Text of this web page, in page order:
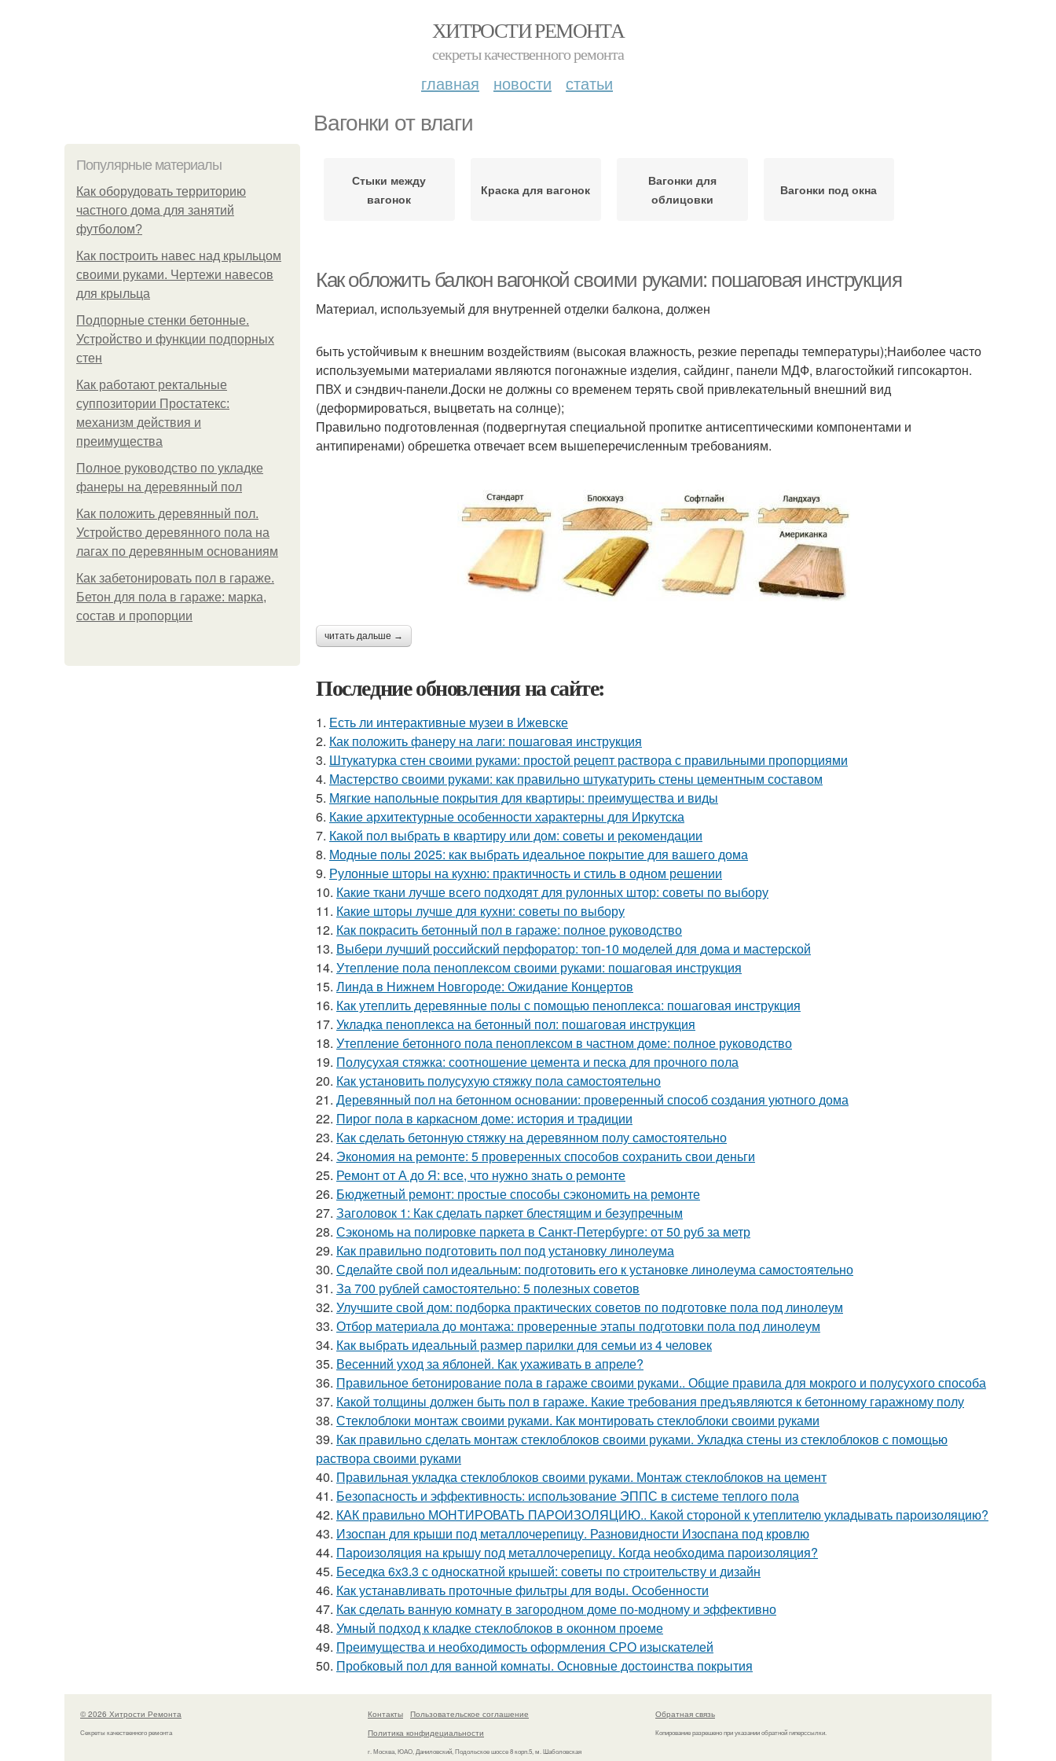
ХИТРОСТИ РЕМОНТА
секреты качественного ремонта
главная новости статьи
Вагонки от влаги
Популярные материалы
Как оборудовать территорию
частного дома для занятий
футболом?
Как построить навес над крыльцом
своими руками. Чертежи навесов
для крыльца
Подпорные стенки бетонные.
Устройство и функции подпорных
стен
Как работают ректальные
суппозитории Простатекс:
механизм действия и
преимущества
Полное руководство по укладке
фанеры на деревянный пол
Как положить деревянный пол.
Устройство деревянного пола на
лагах по деревянным основаниям
Как забетонировать пол в гараже.
Бетон для пола в гараже: марка,
состав и пропорции
Стыки между
вагонок
Краска для вагонок
Вагонки для
облицовки
Вагонки под окна
Как обложить балкон вагонкой своими руками: пошаговая инструкция
Материал, используемый для внутренней отделки балкона, должен
быть устойчивым к внешним воздействиям (высокая влажность, резкие перепады температуры);Наиболее часто
используемыми материалами являются погонажные изделия, сайдинг, панели МДФ, влагостойкий гипсокартон.
ПВХ и сэндвич-панели.Доски не должны со временем терять свой привлекательный внешний вид
(деформироваться, выцветать на солнце);
Правильно подготовленная (подвергнутая специальной пропитке антисептическими компонентами и
антипиренами) обрешетка отвечает всем вышеперечисленным требованиям.
читать дальше →
Последние обновления на сайте:
1. Есть ли интерактивные музеи в Ижевске
2. Как положить фанеру на лаги: пошаговая инструкция
3. Штукатурка стен своими руками: простой рецепт раствора с правильными пропорциями
4. Мастерство своими руками: как правильно штукатурить стены цементным составом
5. Мягкие напольные покрытия для квартиры: преимущества и виды
6. Какие архитектурные особенности характерны для Иркутска
7. Какой пол выбрать в квартиру или дом: советы и рекомендации
8. Модные полы 2025: как выбрать идеальное покрытие для вашего дома
9. Рулонные шторы на кухню: практичность и стиль в одном решении
10. Какие ткани лучше всего подходят для рулонных штор: советы по выбору
11. Какие шторы лучше для кухни: советы по выбору
12. Как покрасить бетонный пол в гараже: полное руководство
13. Выбери лучший российский перфоратор: топ-10 моделей для дома и мастерской
14. Утепление пола пеноплексом своими руками: пошаговая инструкция
15. Линда в Нижнем Новгороде: Ожидание Концертов
16. Как утеплить деревянные полы с помощью пеноплекса: пошаговая инструкция
17. Укладка пеноплекса на бетонный пол: пошаговая инструкция
18. Утепление бетонного пола пеноплексом в частном доме: полное руководство
19. Полусухая стяжка: соотношение цемента и песка для прочного пола
20. Как установить полусухую стяжку пола самостоятельно
21. Деревянный пол на бетонном основании: проверенный способ создания уютного дома
22. Пирог пола в каркасном доме: история и традиции
23. Как сделать бетонную стяжку на деревянном полу самостоятельно
24. Экономия на ремонте: 5 проверенных способов сохранить свои деньги
25. Ремонт от А до Я: все, что нужно знать о ремонте
26. Бюджетный ремонт: простые способы сэкономить на ремонте
27. Заголовок 1: Как сделать паркет блестящим и безупречным
28. Сэкономь на полировке паркета в Санкт-Петербурге: от 50 руб за метр
29. Как правильно подготовить пол под установку линолеума
30. Сделайте свой пол идеальным: подготовить его к установке линолеума самостоятельно
31. За 700 рублей самостоятельно: 5 полезных советов
32. Улучшите свой дом: подборка практических советов по подготовке пола под линолеум
33. Отбор материала до монтажа: проверенные этапы подготовки пола под линолеум
34. Как выбрать идеальный размер парилки для семьи из 4 человек
35. Весенний уход за яблоней. Как ухаживать в апреле?
36. Правильное бетонирование пола в гараже своими руками.. Общие правила для мокрого и полусухого способа
37. Какой толщины должен быть пол в гараже. Какие требования предъявляются к бетонному гаражному полу
38. Стеклоблоки монтаж своими руками. Как монтировать стеклоблоки своими руками
39. Как правильно сделать монтаж стеклоблоков своими руками. Укладка стены из стеклоблоков с помощью
раствора своими руками
40. Правильная укладка стеклоблоков своими руками. Монтаж стеклоблоков на цемент
41. Безопасность и эффективность: использование ЭППС в системе теплого пола
42. КАК правильно МОНТИРОВАТЬ ПАРОИЗОЛЯЦИЮ.. Какой стороной к утеплителю укладывать пароизоляцию?
43. Изоспан для крыши под металлочерепицу. Разновидности Изоспана под кровлю
44. Пароизоляция на крышу под металлочерепицу. Когда необходима пароизоляция?
45. Беседка 6х3.3 с односкатной крышей: советы по строительству и дизайн
46. Как устанавливать проточные фильтры для воды. Особенности
47. Как сделать ванную комнату в загородном доме по-модному и эффективно
48. Умный подход к кладке стеклоблоков в оконном проеме
49. Преимущества и необходимость оформления СРО изыскателей
50. Пробковый пол для ванной комнаты. Основные достоинства покрытия
© 2026 Хитрости Ремонта
Секреты качественного ремонта
Контакты
Пользовательское соглашение
Политика конфидециальности
г. Москва, ЮАО, Даниловский, Подольское шоссе 8 корп.5, м. Шаболовская
Обратная связь
Копирование разрешено при указании обратной гиперссылки.